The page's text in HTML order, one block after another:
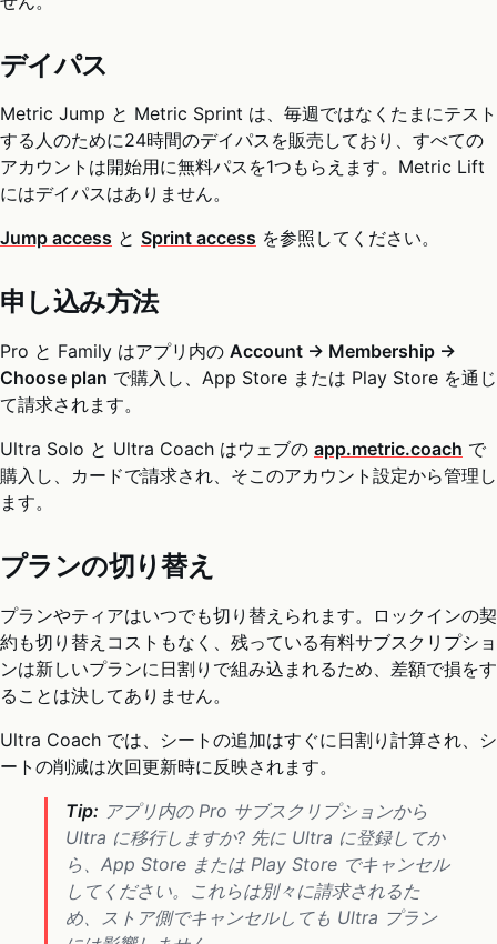
デイパス
Metric Jump と Metric Sprint は、毎週ではなくたまにテスト
する人のために24時間のデイパスを販売しており、すべての
アカウントは開始用に無料パスを1つもらえます。Metric Lift
にはデイパスはありません。
Jump access と Sprint access を参照してください。
申し込み方法
Pro と Family はアプリ内の Account → Membership →
Choose plan で購入し、App Store または Play Store を通じ
て請求されます。
Ultra Solo と Ultra Coach はウェブの app.metric.coach で
購入し、カードで請求され、そこのアカウント設定から管理し
ます。
プランの切り替え
プランやティアはいつでも切り替えられます。ロックインの契
約も切り替えコストもなく、残っている有料サブスクリプショ
ンは新しいプランに日割りで組み込まれるため、差額で損をす
ることは決してありません。
Ultra Coach では、シートの追加はすぐに日割り計算され、シ
ートの削減は次回更新時に反映されます。
Tip: アプリ内の Pro サブスクリプションから
Ultra に移行しますか? 先に Ultra に登録してか
ら、App Store または Play Store でキャンセル
してください。これらは別々に請求されるた
め、ストア側でキャンセルしても Ultra プラン